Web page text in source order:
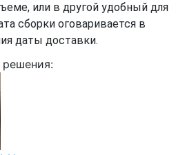
или в другой удобный для
сборки оговаривается в
даты доставки.
решения: